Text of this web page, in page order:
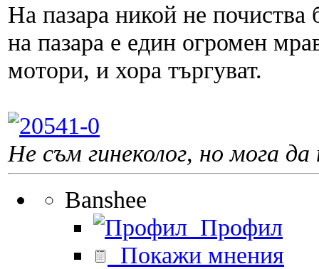
На пазара никой не почиства
на пазара е един огромен
мотори, и хора търгуват.
Не съм гинеколог, но мога да
Banshee
Профил
Покажи мнения